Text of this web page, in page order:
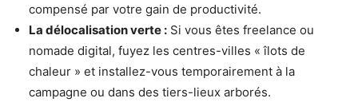
compensé par votre gain de productivité.
La délocalisation verte : Si vous êtes freelance ou
nomade digital, fuyez les centres-villes « îlots de
chaleur » et installez-vous temporairement à la
campagne ou dans des tiers-lieux arborés.